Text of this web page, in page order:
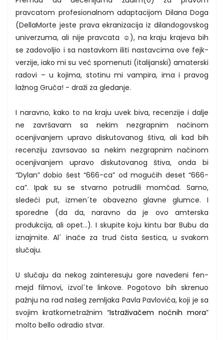
pravcatom profesionalnom adaptacijom Dilana Doga
(DellaMorte jeste prava ekranizacija iz dilandogovskog
univerzuma, ali nije pravcata ☺), na kraju krajeva bih
se zadovoljio i sa nastavkom iliti nastavcima ove fejk-
verzije, iako mi su već spomenuti (italijanski) amaterski
radovi – u kojima, stotinu mi vampira, ima i pravog
lažnog Gruča! - draži za gledanje.
I naravno, kako to na kraju uvek biva, recenzije i dalje
ne završavam sa nekim nezgrapnim načinom
ocenjivanjem upravo diskutovanog štiva, ali kad bih
recenziju zavrsavao sa nekim nezgrapnim načinom
ocenjivanjem upravo diskutovanog štiva, onda bi
“Dylan” dobio šest “666-ca” od mogućih deset “666-
ca”. Ipak su se stvarno potrudili momčad. Samo,
sledeći put, izmen´te obavezno glavne glumce. I
sporedne (da da, naravno da je ovo amterska
produkcija, ali opet…). I skupite koju kintu bar Bubu da
iznajmite. Al´ inače za trud čista šestica, u svakom
slučaju.
U slučaju da nekog zainteresuju gore navedeni fen-
mejd filmovi, izvol´te linkove. Pogotovo bih skrenuo
pažnju na rad našeg zemljaka Pavla Pavlovića, koji je sa
svojim kratkometražnim “Istraživačem noćnih mora”
molto bello odradio stvar.